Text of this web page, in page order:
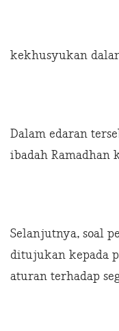
kekhusyukan
Dalam edaran
ibadah Ramadhan
Selanjutnya, soal
ditujukan kepada
aturan terhadap